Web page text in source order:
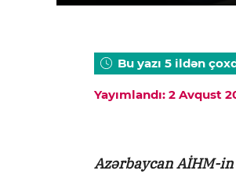
Bu yazı 5 ildən
Yayımlandı: 2 Avqust
Azərbaycan AİHM-